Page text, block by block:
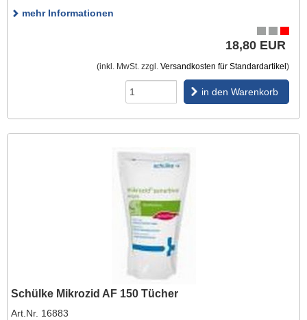
mehr Informationen
18,80 EUR
(inkl. MwSt. zzgl. Versandkosten für Standardartikel )
in den Warenkorb
Schülke Mikrozid AF 150 Tücher
Art.Nr. 16883